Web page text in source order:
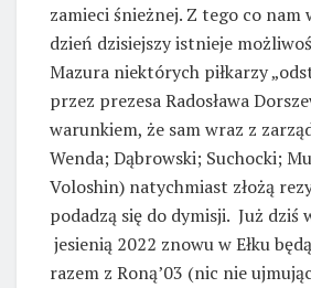
zamieci śnieżnej. Z tego co nam
dzień dzisiejszy istnieje
Mazura niektórych piłkarzy
przez prezesa Radosława
warunkiem, że sam wraz z
Wenda; Dąbrowski; Suchocki;
Voloshin) natychmiast złożą
podadzą się do dymisji. Już dziś
jesienią 2022 znowu w Ełku
razem z Roną’03 (nic nie